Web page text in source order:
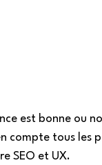
est bonne ou
compte tous les
SEO et UX.